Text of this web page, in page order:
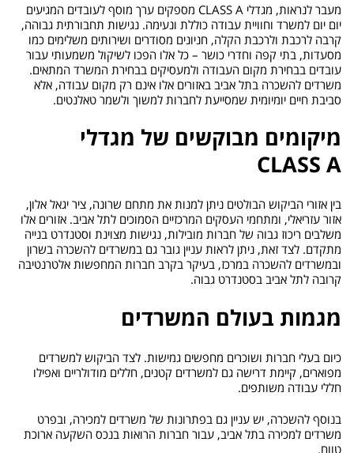
מעבר לנראות, מגדלי CLASS A מספקים ערך מוסף לעובדים המגיעים
יום יום למשרד וחוויית עבודה כוללת ונעימה. נגישות תחבורתית גבוהה,
קרבה לרכבת ולרכבת הקלה, חניונים מסודרים ושירותים משלימים כמו
מסעדות, בתי קפה וחדרי כושר – כל אלו הפכו לשיקול משמעותי עבור
עובדים בבחירת מקום העבודה ולמעסיקים בבחירת המשרד המתאים.
משרדים להשכרה בתל אביב באזורים אלו אינם רק מקום עבודה, אלא
סביבת חיים יומיומית שמסייעת לחברות למשוך ולשמר טאלנטים.
מיקומים מבוקשים של מגדלי
CLASS A
בין אזורי הביקוש הבולטים ניתן למנות את מתחם שרונה, ציר יגאל אלון,
אזור עזריאלי, ומתחמי העסקים המרכזיים הסמוכים לתל אביב. אזורים אלו
משלבים ריכוז גבוה של חברות מובילות, נגישות מצוינת וסטנדרט בנייה
מתקדם. לצד זאת, ניתן לראות עניין גובר גם במשרדים להשכרה בשרון
ובמשרדים להשכרה במרכז, בעיקר בקרב חברות המחפשות אלטרנטיבה
קרובה לתל אביב בסטנדרט גבוה.
מגמות בעולם המשרדים
כיום בעלי חברות ושוכרים מחפשים גמישות. לצד הביקוש למשרדים
מפוארים, קיימת דרישה גם למשרדים קטנים, חללים מודולריים ואפילו
חללי עבודה משותפים.
בנוסף להשכרה, יש עניין גם בפתרונות של משרדים למכירה, ובפרט
משרדים למכירה בתל אביב, עבור חברות הרואות בנכס השקעה ארוכת
טווח.